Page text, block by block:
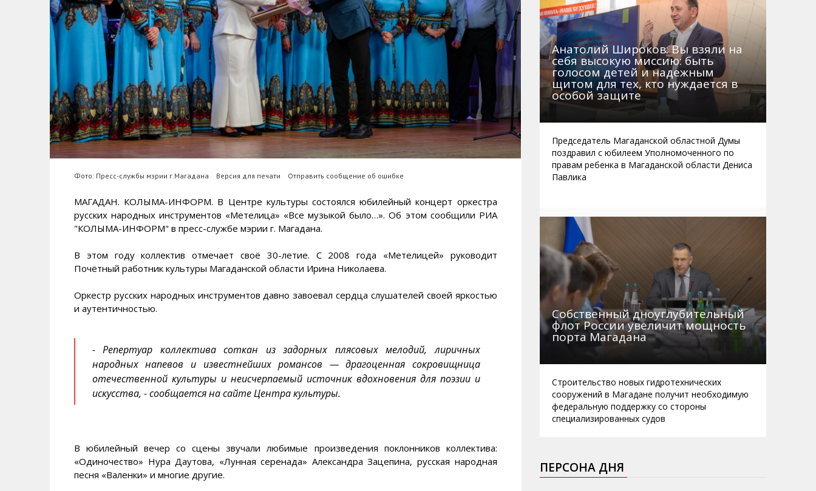
Фото: Пресс-службы мэрии г.Магадана Версия для печати Отправить сообщение об ошибке
МАГАДАН. КОЛЫМА-ИНФОРМ. В Центре культуры состоялся юбилейный концерт оркестра
русских народных инструментов «Метелица» «Все музыкой было…». Об этом сообщили РИА
"КОЛЫМА-ИНФОРМ" в пресс-службе мэрии г. Магадана.
В этом году коллектив отмечает своё 30-летие. С 2008 года «Метелицей» руководит
Почётный работник культуры Магаданской области Ирина Николаева.
Оркестр русских народных инструментов давно завоевал сердца слушателей своей яркостью
и аутентичностью.
- Репертуар коллектива соткан из задорных плясовых мелодий, лиричных
народных напевов и известнейших романсов — драгоценная сокровищница
отечественной культуры и неисчерпаемый источник вдохновения для поэзии и
искусства, - сообщается на сайте Центра культуры.
В юбилейный вечер со сцены звучали любимые произведения поклонников коллектива:
«Одиночество» Нура Даутова, «Лунная серенада» Александра Зацепина, русская народная
песня «Валенки» и многие другие.
Анатолий Широков: Вы взяли на
себя высокую миссию: быть
голосом детей и надежным
щитом для тех, кто нуждается в
особой защите
Председатель Магаданской областной Думы
поздравил с юбилеем Уполномоченного по
правам ребенка в Магаданской области Дениса
Павлика
Собственный дноуглубительный
флот России увеличит мощность
порта Магадана
Строительство новых гидротехнических
сооружений в Магадане получит необходимую
федеральную поддержку со стороны
специализированных судов
ПЕРСОНА ДНЯ